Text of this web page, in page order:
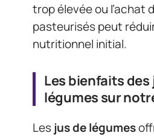
trop élevée ou l’achat
pasteurisés peut
nutritionnel initial.
Les bienfaits des
légumes sur
Lesjus de légumes